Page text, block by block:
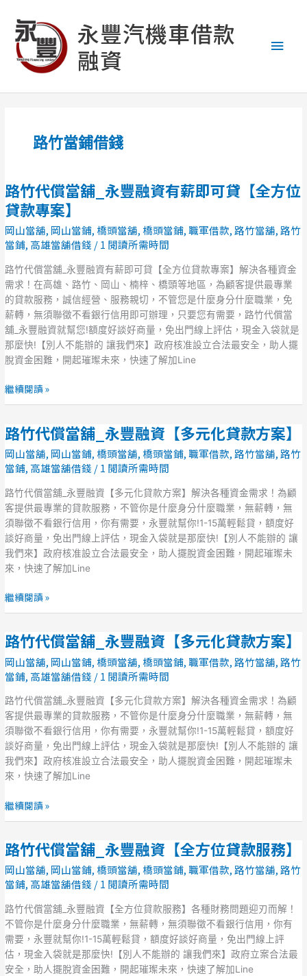
永豐汽機車借款
融資
要
路竹當鋪借錢
路竹代償當舖_永豐融資有薪即可貸【全方位
貸款專案】
岡山當舖, 岡山當鋪,橋頭當舖,橋頭當鋪,職軍借款, 路竹當舖, 路竹
當鋪, 高雄當舖借錢 /1 閱讀所需時間
路竹代償當舖_永豐融資有薪即可貸【全方位貸款專案】解決各種資金
需求！在高雄、路竹、岡山、楠梓、橋頭等地區，為顧客提供最專業
的貸款服務，誠信經營、服務親切，不管您是什麼身分什麼職業，免
薪轉，無須聯徵不看銀行信用即可辦理，只要您有需要，路竹代償當
舖_永豐融資就幫您!額度好談好商量，免出門線上評估，現金入袋就是
那麼快!【別人不能辦的 讓我們來】政府核准設立合法最安全，助人擺
脫資金困難，開起璀璨未來，快速了解加Line
路
竹
代
償
當
舖
_
永
豐
融
資
有
薪
即
【全
方
位
貸
款
專
案】
繼續閱讀 »
路竹代償當舖_永豐融資【多元化貸款方案】
岡山當舖, 岡山當鋪,橋頭當舖,橋頭當鋪,職軍借款, 路竹當舖, 路竹
當鋪, 高雄當舖借錢 /1 閱讀所需時間
路竹代償當舖_永豐融資【多元化貸款方案】解決各種資金需求！為顧
客提供最專業的貸款服務，不管你是什麼身分什麼職業，無薪轉，無
須聯徵不看銀行信用，你有需要，永豐就幫你!1-15萬輕鬆貸，額度好
談好商量，免出門線上評估，現金入袋就是那麼快!【別人不能辦的 讓
我們來】政府核准設立合法最安全，助人擺脫資金困難，開起璀璨未
來，快速了解加Line
路
代
償
當
舖
_
永
豐
融
【多
元
貸
款
方
繼續閱讀 »
路竹代償當舖_永豐融資【多元化貸款方案】
岡山當舖, 岡山當鋪,橋頭當舖,橋頭當鋪,職軍借款, 路竹當舖, 路竹
當鋪, 高雄當舖借錢 /1 閱讀所需時間
路竹代償當舖_永豐融資【多元化貸款方案】解決各種資金需求！為顧
客提供最專業的貸款服務，不管你是什麼身分什麼職業，無薪轉，無
須聯徵不看銀行信用，你有需要，永豐就幫你!1-15萬輕鬆貸，額度好
談好商量，免出門線上評估，現金入袋就是那麼快!【別人不能辦的 讓
我們來】政府核准設立合法最安全，助人擺脫資金困難，開起璀璨未
來，快速了解加Line
路
代
償
當
舖
_
永
豐
融
【多
元
貸
款
方
繼續閱讀 »
路竹代償當舖_永豐融資【全方位貸款服務】
岡山當舖, 岡山當鋪,橋頭當舖,橋頭當鋪,職軍借款,路竹當舖,路竹
當鋪, 高雄當舖借錢 /1 閱讀所需時間
路竹代償當舖_永豐融資【全方位貸款服務】各種財務問題迎刃而解！
不管你是什麼身分什麼職業，無薪轉，無須聯徵不看銀行信用，你有
需要，永豐就幫你!1-15萬輕鬆貸，額度好談好商量，免出門線上評
估，現金入袋就是那麼快!【別人不能辦的 讓我們來】政府立案合法最
安全，助人擺脫資金困難，開起璀璨未來，快速了解加Line
路
竹
代
償
當
舖
_
永
豐